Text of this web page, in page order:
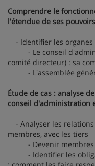
Comprendre le
l'étendue de ses
- Identifier les organes
- Le conseil
comité directeur) : sa
- L'assemblée
Étude de cas : analyse
conseil d'administration
- Analyser les relations
membres, avec les tiers
- Devenir membres :
- Identifier les